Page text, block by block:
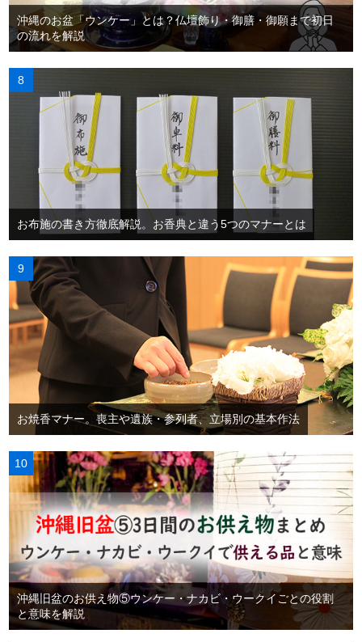
沖縄のお盆「ウンケー」とは？仏壇飾り・御膳・御願まで初日
の流れを解説
お布施の書き方徹底解説。お香典と違う5つのマナーとは
お焼香マナー。喪主や遺族・参列者、立場別の基本作法
沖縄旧盆のお供え物⑤ウンケー・ナカビ・ウークイごとの役割
と意味を解説